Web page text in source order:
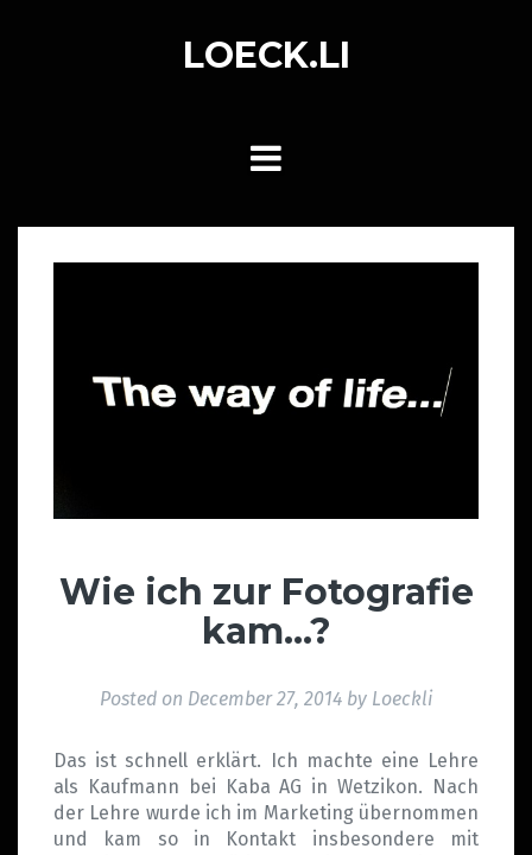
LOECK.LI
Wie ich zur Fotografie
kam…?
Posted on December 27, 2014 by Loeckli
Das ist schnell erklärt. Ich machte eine Lehre
als Kaufmann bei Kaba AG in Wetzikon. Nach
der Lehre wurde ich im Marketing übernommen
und kam so in Kontakt insbesondere mit